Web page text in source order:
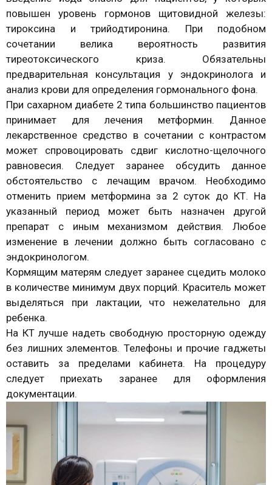
повышен уровень гормонов щитовидной железы:
тироксина и трийодтиронина. При подобном
сочетании велика вероятность развития
тиреотоксического криза. Обязательны
предварительная консультация у эндокринолога и
анализ крови для определения гормонального фона.
При сахарном диабете 2 типа большинство пациентов
принимает для лечения метформин. Данное
лекарственное средство в сочетании с контрастом
может спровоцировать сдвиг кислотно-щелочного
равновесия. Следует заранее обсудить данное
обстоятельство с лечащим врачом. Необходимо
отменить прием метформина за 2 суток до КТ. На
указанный период может быть назначен другой
препарат с иным механизмом действия. Любое
изменение в лечении должно быть согласовано с
эндокринологом.
Кормящим матерям следует заранее сцедить молоко
в количестве минимум двух порций. Краситель может
выделяться при лактации, что нежелательно для
ребенка.
На КТ лучше надеть свободную просторную одежду
без лишних элементов. Телефоны и прочие гаджеты
оставить за пределами кабинета. На процедуру
следует приехать заранее для оформления
документации.